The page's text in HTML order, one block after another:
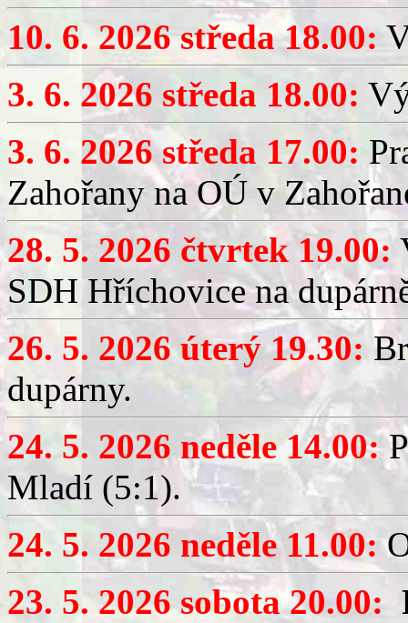
10. 6. 2026 středa 18.00:
3. 6. 2026 středa 18.00:
3. 6. 2026 středa 17.00:
Zahořany na OÚ v
28. 5. 2026 čtvrtek 19.00:
SDH Hříchovice na
26. 5. 2026 úterý 19.30:
dupárny.
24. 5. 2026 neděle 14.00:
Mladí (5:1).
24. 5. 2026 neděle 11.00:
23. 5. 2026 sobota 20.00: